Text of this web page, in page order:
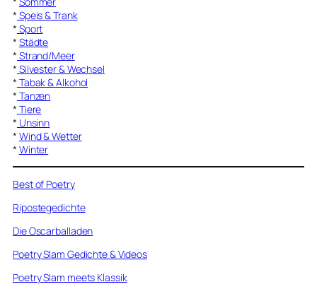
* Speis & Trank
* Sport
* Städte
* Strand/Meer
* Silvester & Wechsel
* Tabak & Alkohol
* Tanzen
* Tiere
* Unsinn
* Wind & Wetter
* Winter
Best of Poetry
Ripostegedichte
Die Oscarballaden
Poetry Slam Gedichte & Videos
Poetry Slam meets Klassik